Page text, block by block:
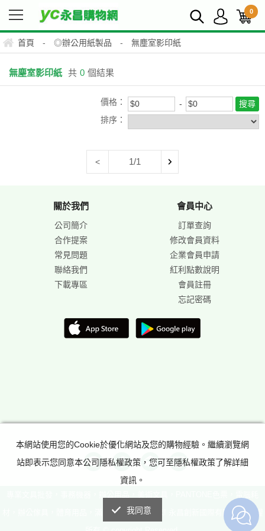
0
首頁 - ◎辦公用紙製品 - 無塵室影印紙
無塵室影印紙 共 0 個結果
價格：
排序：
< 1/1
關於我們
公司簡介
合作提案
常見問題
聯絡我們
下載專區
會員中心
訂單查詢
修改會員資料
企業會員申請
紅利點數說明
會員註冊
忘記密碼
材，辦公傢具，體育用品，滿足所有辦公室需求! 永昌創新國際有限公司 版權
本網站使用您的Cookie於優化網站及您的購物經驗。繼續瀏覽網
站即表示您同意本公司隱私權政策，您可至隱私權政策了解詳細
資訊。
我同意